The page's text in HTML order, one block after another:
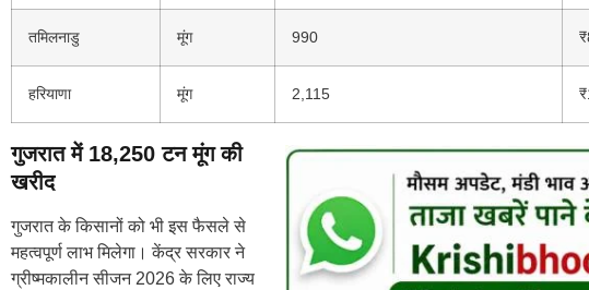
तमिलनाडु मूंग 990
हरियाणा मूंग 2,115
गुजरात में 18,250 टन मूंग की
खरीद
गुजरात के किसानों को भी इस फैसले से
महत्वपूर्ण लाभ मिलेगा। केंद्र सरकार ने
ग्रीष्मकालीन सीजन 2026 के लिए राज्य